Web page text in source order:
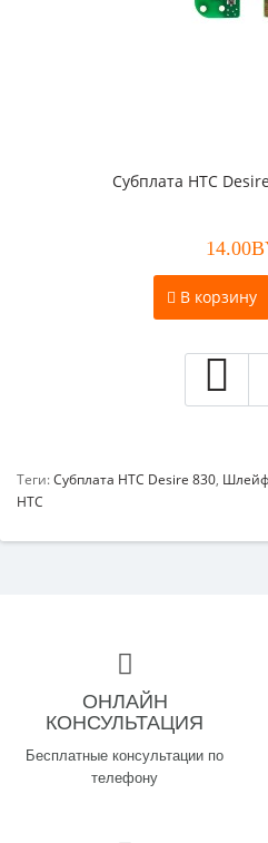
Субплата HTC
В корзину
Теги:Субплата HTC Desire 830,
HTC
ОНЛАЙН
КОНСУЛЬТАЦИЯ
Бесплатные консультации по
телефону